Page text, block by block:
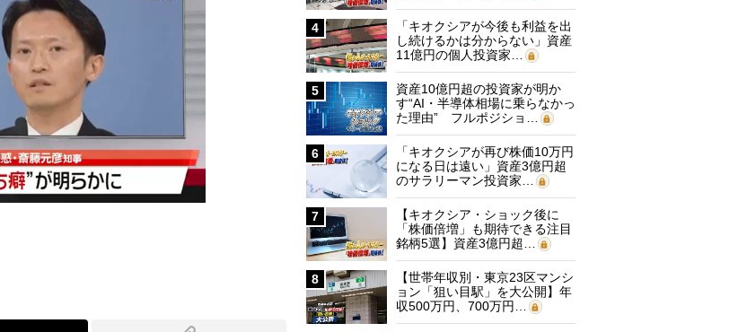
4
「キオクシアが今後も利益を出
し続けるかは分からない」資産
11億円の個人投資家…
5
資産10億円超の投資家が明か
す“AI・半導体相場に乗らなかっ
た理由” フルポジショ…
6
「キオクシアが再び株価10万円
になる日は遠い」資産3億円超
のサラリーマン投資家…
7
【キオクシア・ショック後に
「株価倍増」も期待できる注目
銘柄5選】資産3億円超…
8
【世帯年収別・東京23区マンシ
ョン「狙い目駅」を大公開】年
収500万円、700万円…